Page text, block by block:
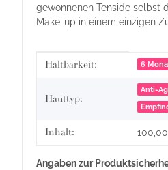
gewonnenen Tenside selbst
Make-up in einem einzigen
Produkteigenschaft
Wert
Haltbarkeit: 6
Hauttyp:
Anti-
Inhalt:
Angaben zur